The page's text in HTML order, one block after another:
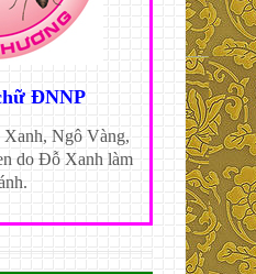
ĐNNP
Ngô Vàng,
do Đỗ Xanh làm